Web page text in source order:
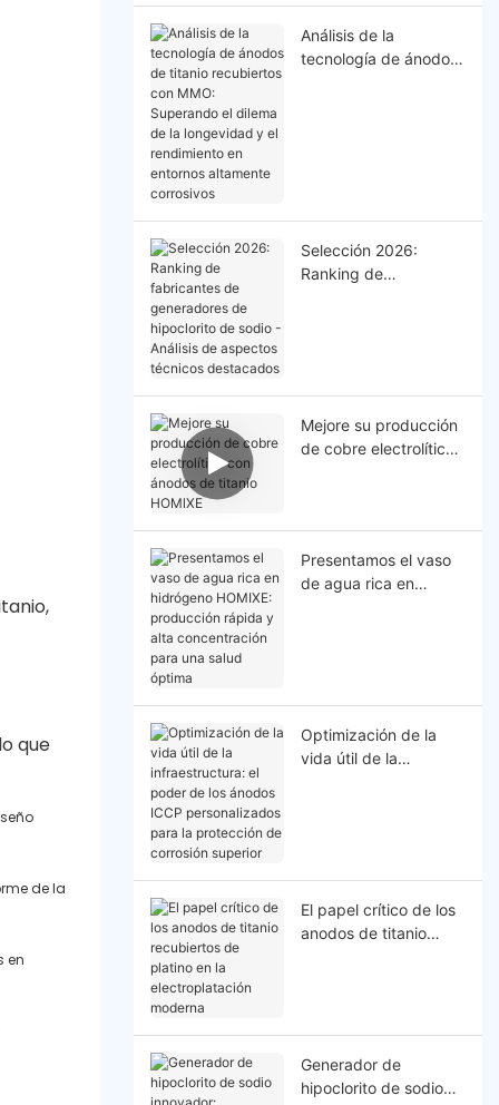
que
de la
en
Análisis de la
tecnología de ánodos
corrosivos
Selección 2026:
Ranking de
Mejore su producción
de cobre electrolítico
Presentamos el vaso
de agua rica en
Optimización de la
vida útil de la
El papel crítico de los
anodos de titanio
Generador de
hipoclorito de sodio